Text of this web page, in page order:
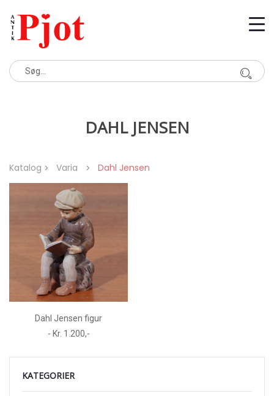
DAHL JENSEN
Katalog Varia Dahl Jensen
Dahl Jensen figur
- Kr. 1.200,-
KATEGORIER